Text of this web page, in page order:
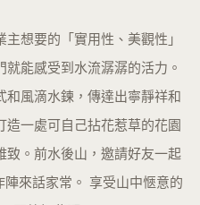
想要的「實用性、美觀性」
能感受到水流潺潺的活力。
和風滴水鍊，傳達出寧靜祥和
造一處可自己拈花惹草的花園
致。前水後山，邀請好友一起
來話家常。 享受山中愜意的